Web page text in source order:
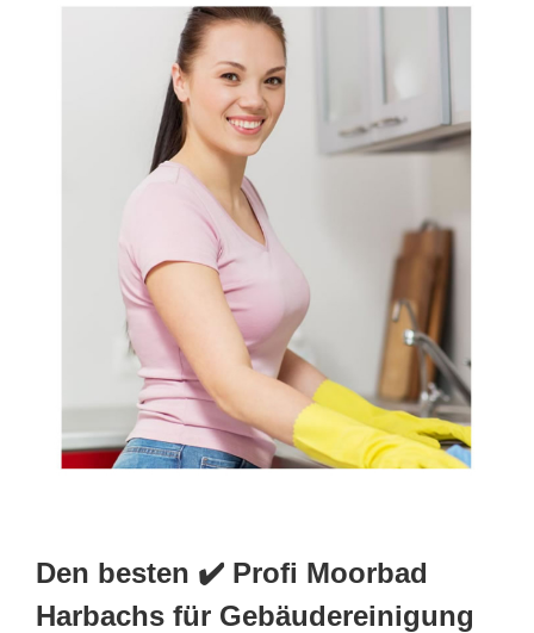
Den besten ✔️ Profi Moorbad
Harbachs für Gebäudereinigung